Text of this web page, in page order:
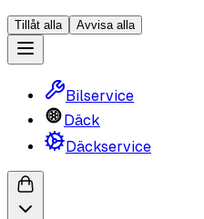
Tillåt alla Avvisa alla
Bilservice
Däck
Däckservice